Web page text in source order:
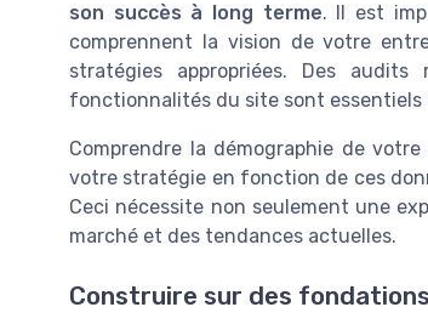
son succès à long terme. Il est
comprennent la vision de votre
stratégies appropriées. Des
fonctionnalités du site sont essentiels
Comprendre la démographie de
votre stratégie en fonction de ces
Ceci nécessite non seulement une
marché et des tendances actuelles.
Construire sur des